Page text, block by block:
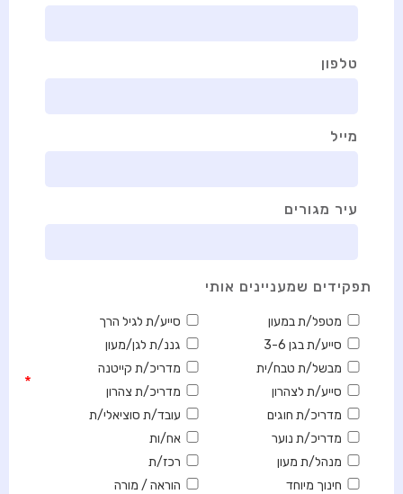
טלפון
מייל
עיר מגורים
תפקידים שמעניינים אותי
מטפל/ת במעון
סייע/ת לגיל הרך
סייע/ת בגן 3-6
גננ/ת לגן/מעון
מבשל/ת טבח/ית
מדריכ/ת קייטנה
סייע/ת לצהרון
מדריכ/ת צהרון
מדריכ/ת חוגים
עובד/ת סוציאלי/ת
מדריכ/ת נוער
אח/ות
מנהל/ת מעון
רכז/ת
חינוך מיוחד
הוראה / מורה
*